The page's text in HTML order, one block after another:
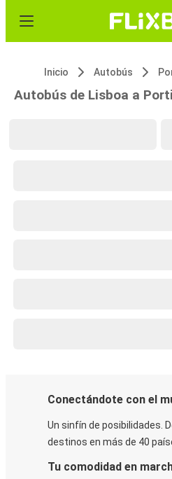
Inicio Autobús
Autobús de Lisboa a
Conectándote con el
Un sinfín de posibilidades.
destinos en más de 40
Tu comodidad en